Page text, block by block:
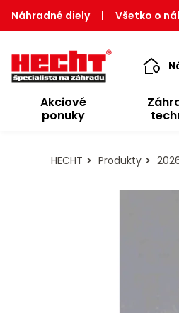
Náhradné diely | Všetko o
Akciové
ponuky
HECHT Produkty